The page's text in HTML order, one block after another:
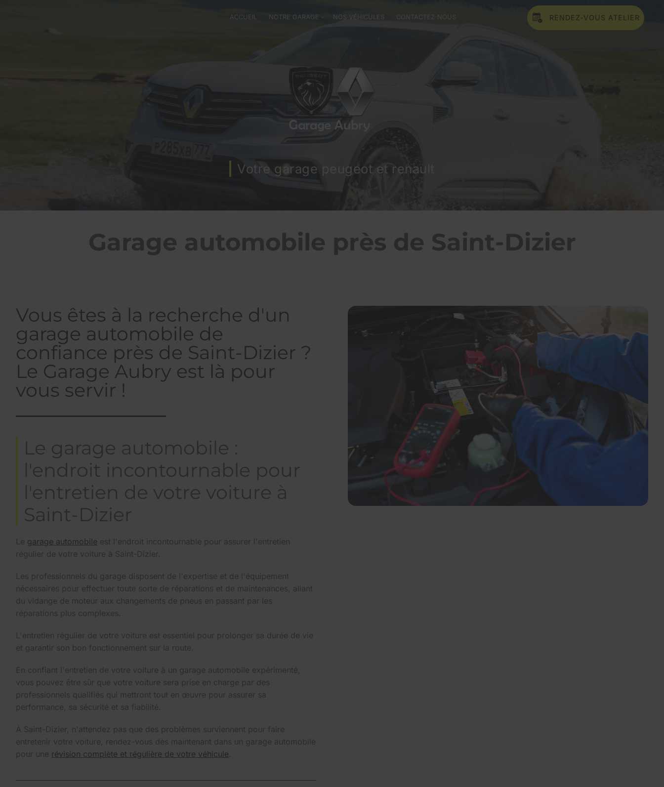
Votre garage peugeot et renault
ACCUEIL NOTRE GARAGE NOS VÉHICULES CONTACTEZ-NOUS RENDEZ-VOUS ATELIER
Garage automobile près de Saint-Dizier
Vous êtes à la recherche d'un
garage automobile de
confiance près de Saint-Dizier ?
Le Garage Aubry est là pour
vous servir !
Le garage automobile :
l'endroit incontournable pour
l'entretien de votre voiture à
Saint-Dizier
Le garage automobile est l'endroit incontournable pour assurer l'entretien
régulier de votre voiture à Saint-Dizier.
Les professionnels du garage disposent de l'expertise et de l'équipement
nécessaires pour effectuer toute sorte de réparations et de maintenances, allant
du vidange de moteur aux changements de pneus en passant par les
réparations plus complexes.
L'entretien régulier de votre voiture est essentiel pour prolonger sa durée de vie
et garantir son bon fonctionnement sur la route.
En confiant l'entretien de votre voiture à un garage automobile expérimenté,
vous pouvez être sûr que votre voiture sera prise en charge par des
professionnels qualifiés qui mettront tout en œuvre pour assurer sa
performance, sa sécurité et sa fiabilité.
À Saint-Dizier, n'attendez pas que des problèmes surviennent pour faire
entretenir votre voiture, rendez-vous dès maintenant dans un garage automobile
pour une révision complète et régulière de votre véhicule.